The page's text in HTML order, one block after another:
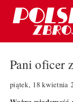
Pani oficer
piątek, 18 kwietnia